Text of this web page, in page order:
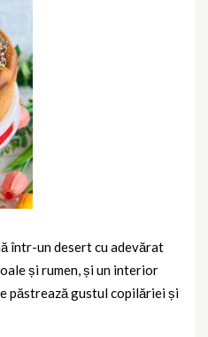
într-un desert cu adevărat
și rumen, și un interior
păstrează gustul copilăriei și